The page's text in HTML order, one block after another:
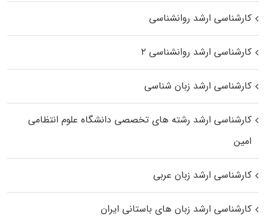
کارشناسی ارشد روانشناسی
کارشناسی ارشد روانشناسی ۲
کارشناسی ارشد زبان شناسی
کارشناسی ارشد رﺷﺘﻪ ﻫﺎی تخصصی داﻧﺸﮕﺎه ﻋﻠﻮم انتظامی
اﻣﻴﻦ
کارشناسی ارشد زبان عربی
کارشناسی ارشد زبان‌ های باستانی ایران